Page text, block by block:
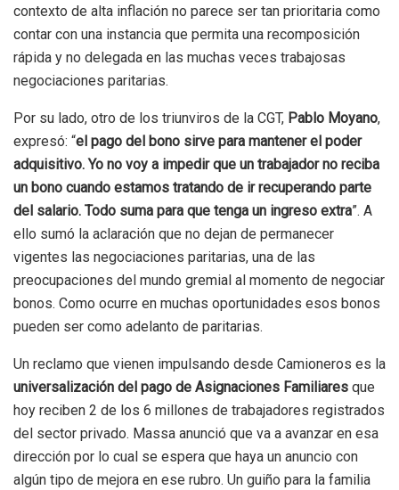
contexto de alta inflación no parece ser tan prioritaria como
contar con una instancia que permita una recomposición
rápida y no delegada en las muchas veces trabajosas
negociaciones paritarias.
Por su lado, otro de los triunviros de la CGT, Pablo Moyano,
expresó: “el pago del bono sirve para mantener el poder
adquisitivo. Yo no voy a impedir que un trabajador no reciba
un bono cuando estamos tratando de ir recuperando parte
del salario. Todo suma para que tenga un ingreso extra”. A
ello sumó la aclaración que no dejan de permanecer
vigentes las negociaciones paritarias, una de las
preocupaciones del mundo gremial al momento de negociar
bonos. Como ocurre en muchas oportunidades esos bonos
pueden ser como adelanto de paritarias.
Un reclamo que vienen impulsando desde Camioneros es la
universalización del pago de Asignaciones Familiares que
hoy reciben 2 de los 6 millones de trabajadores registrados
del sector privado. Massa anunció que va a avanzar en esa
dirección por lo cual se espera que haya un anuncio con
algún tipo de mejora en ese rubro. Un guiño para la familia